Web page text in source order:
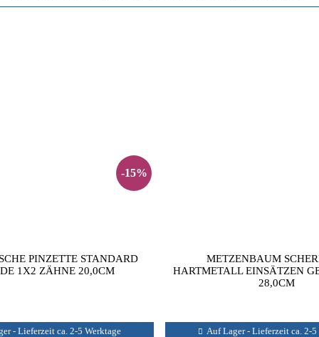
-15%
PINZETTE STANDARD
1X2 ZÄHNE 20,0CM
- Lieferzeit ca. 2-5 Werktage
METZENBAUM
HARTMETALL EINSÄTZEN
28,0CM
Auf Lager - Lieferzeit ca. 2-5